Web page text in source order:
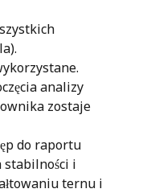
analizy
zostaje
do raportu
stabilności i
ternu i